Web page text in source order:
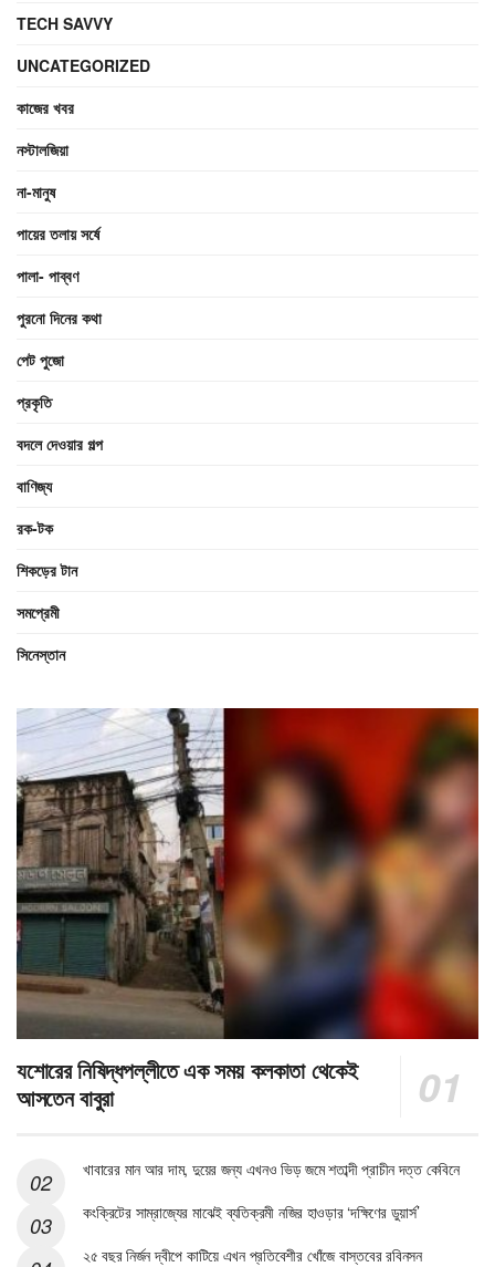
TECH SAVVY
UNCATEGORIZED
কাজের খবর
নস্টালজিয়া
না-মানুষ
পায়ের তলায় সর্ষে
পালা- পাব্বণ
পুরনো দিনের কথা
পেট পুজো
প্রকৃতি
বদলে দেওয়ার গল্প
বাণিজ্য
রক-টক
শিকড়ের টান
সমপ্রেমী
সিনেস্তান
যশোরের নিষিদ্ধপল্লীতে এক সময় কলকাতা থেকেই
আসতেন বাবুরা
খাবারের মান আর দাম, দুয়ের জন্য এখনও ভিড় জমে শতাব্দী প্রাচীন দত্ত কেবিনে
কংক্রিটের সাম্রাজ্যের মাঝেই ব্যতিক্রমী নজির হাওড়ার ‘দক্ষিণের ডুয়ার্স’
২৫ বছর নির্জন দ্বীপে কাটিয়ে এখন প্রতিবেশীর খোঁজে বাস্তবের রবিনসন